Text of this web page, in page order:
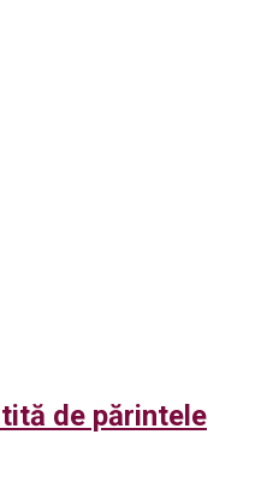
de părintele